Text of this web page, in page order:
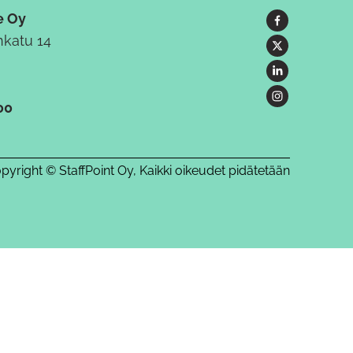
Oy
14
© StaffPoint Oy, Kaikki oikeudet pidätetään